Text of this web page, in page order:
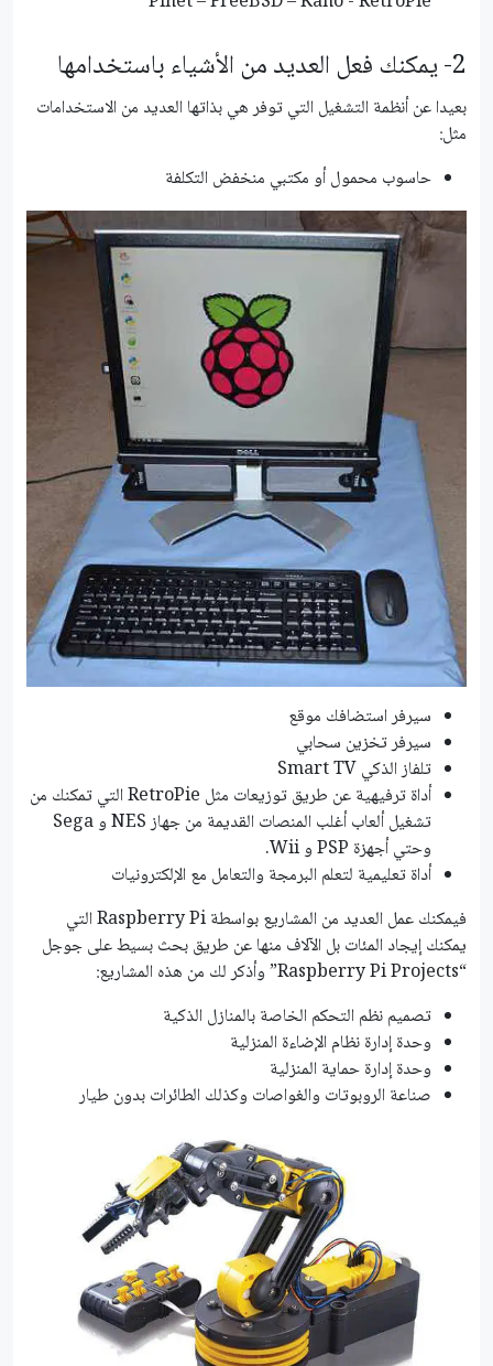
2- يمكنك فعل العديد من الأشياء باستخدامها
بعيدا عن أنظمة التشغيل التي توفر هي بذاتها العديد من الاستخدامات
مثل:
حاسوب محمول أو مكتبي منخفض التكلفة
سيرفر استضافك موقع
سيرفر تخزين سحابي
تلفاز الذكي Smart TV
أداة ترفيهية عن طريق توزيعات مثل RetroPie التي تمكنك من
تشغيل ألعاب أغلب المنصات القديمة من جهاز NES و Sega
وحتي أجهزة PSP و Wii.
أداة تعليمية لتعلم البرمجة والتعامل مع الإلكترونيات
فيمكنك عمل العديد من المشاريع بواسطة Raspberry Pi التي
يمكنك إيجاد المئات بل الآلاف منها عن طريق بحث بسيط على جوجل
“Raspberry Pi Projects” وأذكر لك من هذه المشاريع:
تصميم نظم التحكم الخاصة بالمنازل الذكية
وحدة إدارة نظام الإضاءة المنزلية
وحدة إدارة حماية المنزلية
صناعة الروبوتات والغواصات وكذلك الطائرات بدون طيار